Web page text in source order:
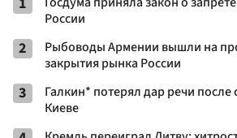
России
2
Рыбоводы Армении вышли на
закрытия рынка России
3
Галкин* потерял дар речи после
Киеве